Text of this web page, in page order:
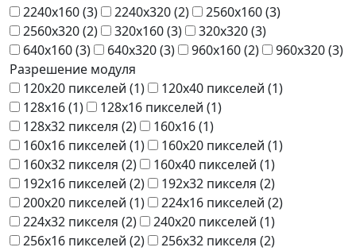
2240x160 (3) 2240x320 (2) 2560x160 (3)
2560x320 (2) 320x160 (3) 320x320 (3)
640x160 (3) 640x320 (3) 960x160 (2) 960x320 (3)
Разрешение модуля
120x20 пикселей (1) 120x40 пикселей (1)
128x16 (1) 128x16 пикселей (1)
128x32 пикселя (2) 160x16 (1)
160x16 пикселей (1) 160x20 пикселей (1)
160x32 пикселя (2) 160x40 пикселей (1)
192x16 пикселей (2) 192x32 пикселя (2)
200x20 пикселей (1) 224x16 пикселей (2)
224x32 пикселя (2) 240x20 пикселей (1)
256x16 пикселей (2) 256x32 пикселя (2)